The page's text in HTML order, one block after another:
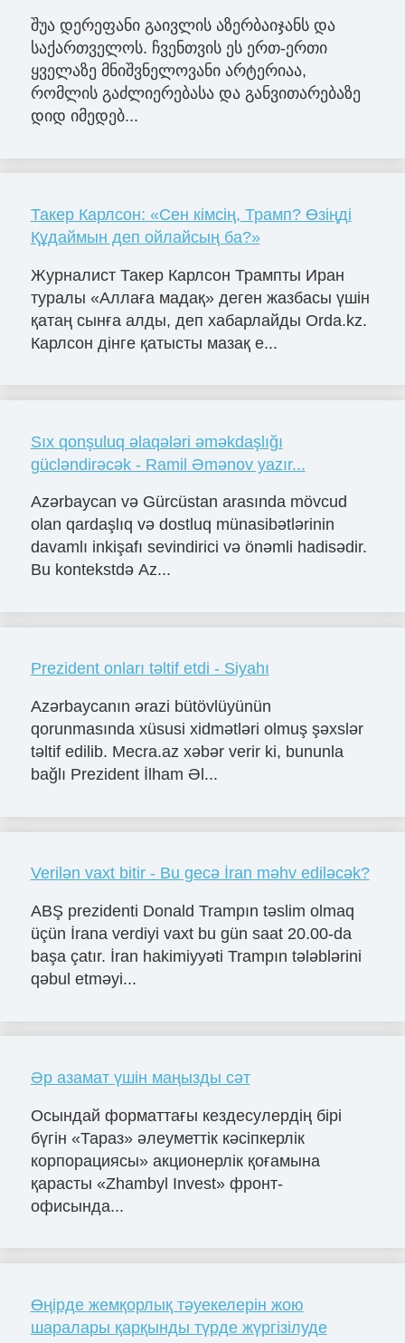
შუა დერეფანი გაივლის აზერბაიჯანს და
საქართველოს. ჩვენთვის ეს ერთ-ერთი
ყველაზე მნიშვნელოვანი არტერიაა,
რომლის გაძლიერებასა და განვითარებაზე
დიდ იმედებ...
Такер Карлсон: «Сен кімсің, Трамп? Өзіңді
Құдаймын деп ойлайсың ба?»
Журналист Такер Карлсон Трампты Иран
туралы «Аллаға мадақ» деген жазбасы үшін
қатаң сынға алды, деп хабарлайды Orda.kz.
Карлсон дінге қатысты мазақ е...
Sıx qonşuluq əlaqələri əməkdaşlığı
gücləndirəcək - Ramil Əmənov yazır...
Azərbaycan və Gürcüstan arasında mövcud
olan qardaşlıq və dostluq münasibətlərinin
davamlı inkişafı sevindirici və önəmli hadisədir.
Bu kontekstdə Az...
Prezident onları təltif etdi - Siyahı
Azərbaycanın ərazi bütövlüyünün
qorunmasında xüsusi xidmətləri olmuş şəxslər
təltif edilib. Mecra.az xəbər verir ki, bununla
bağlı Prezident İlham Əl...
Verilən vaxt bitir - Bu gecə İran məhv ediləcək?
ABŞ prezidenti Donald Trampın təslim olmaq
üçün İrana verdiyi vaxt bu gün saat 20.00-da
başa çatır. İran hakimiyyəti Trampın tələblərini
qəbul etməyi...
Әр азамат үшін маңызды сәт
Осындай форматтағы кездесулердің бірі
бүгін «Тараз» әлеуметтік кәсіпкерлік
корпорациясы» акционерлік қоғамына
қарасты «Zhambyl Invest» фронт-
офисында...
Өңірде жемқорлық тәуекелерін жою
шаралары қарқынды түрде жүргізілуде